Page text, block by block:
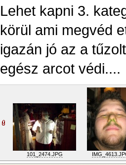
Lehet kapni 3.
körül ami megvéd
igazán jó az a
egész arcot védi....
101_2474.JPG